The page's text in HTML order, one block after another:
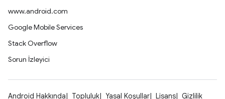
www.android.com
Google Mobile Services
Stack Overflow
Sorun İzleyici
Android Hakkında Topluluk Yasal Koşullar Lisans Gizlilik